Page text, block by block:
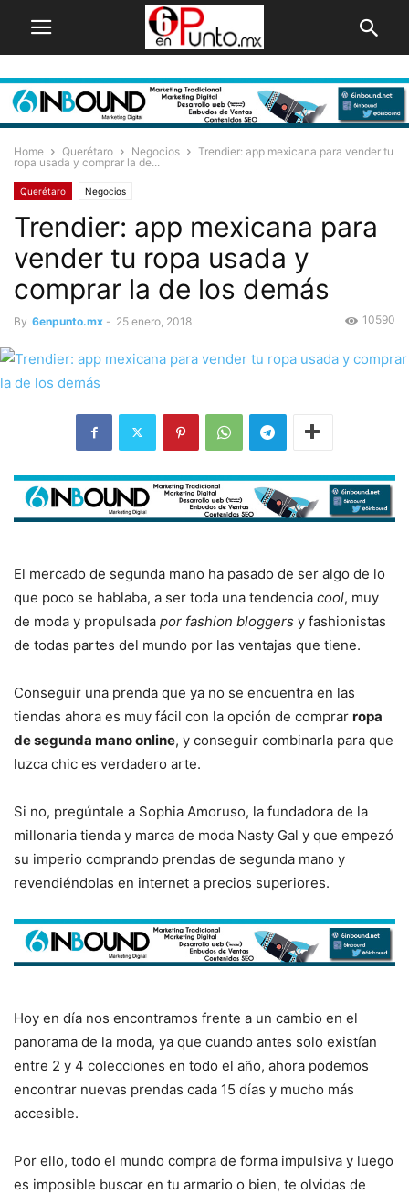
Home Querétaro Negocios
Trendier: app mexicana para vender tu
ropa usada y comprar la de...
Querétaro Negocios
Trendier: app mexicana para
vender tu ropa usada y
comprar la de los demás
By 6enpunto.mx - 25 enero, 2018 10590
El mercado de segunda mano ha pasado de ser algo de lo
que poco se hablaba, a ser toda una tendencia cool, muy
de moda y propulsada por fashion bloggers y fashionistas
de todas partes del mundo por las ventajas que tiene.
Conseguir una prenda que ya no se encuentra en las
tiendas ahora es muy fácil con la opción de comprar ropa
de segunda mano online, y conseguir combinarla para que
luzca chic es verdadero arte.
Si no, pregúntale a Sophia Amoruso, la fundadora de la
millonaria tienda y marca de moda Nasty Gal y que empezó
su imperio comprando prendas de segunda mano y
revendiéndolas en internet a precios superiores.
Hoy en día nos encontramos frente a un cambio en el
panorama de la moda, ya que cuando antes solo existían
entre 2 y 4 colecciones en todo el año, ahora podemos
encontrar nuevas prendas cada 15 días y mucho más
accesible.
Por ello, todo el mundo compra de forma impulsiva y luego
es imposible buscar en tu armario o bien, te olvidas de